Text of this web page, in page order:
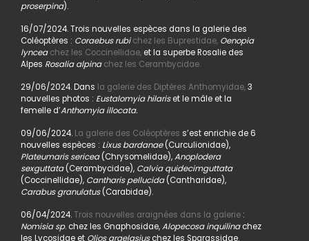
proserpina).
16/07/2024. Trois nouvelles espèces dans la galerie des
Coléoptères : Coraebus rubi chez les Buprestidae, Oenopia
lyncea chez les Coccinellidae,et la superbe Rosalie des
Alpes Rosalia alpina chez les Cerambycidae.
29/06/2024. Dans la galerie des Diptères Anthomyidae,3
nouvelles photos : Eustalomyia hilariset le mâle et la
femelle d’Anthomyia illocata.
09/06/2024.La galerie des Coléoptères s’est enrichie de 6
nouvelles espèces : Lixus bardanae(Curculionidae),
Plateumaris sericea(Chrysomelidae),Anoplodera
sexguttata(Cerambycidae), Calvia quidecimguttata
(Coccinellidae), Cantharis pellucida(Cantharidae),
Carabus granulatus(Carabidae).
06/04/2024.Trois nouvelles araignées dans la galerie:
Nomisia sp. chez les Gnaphosidae,Alopecosa inquilinachez
les Lycosidae et Olios argelasiuschez les Sparassidae.